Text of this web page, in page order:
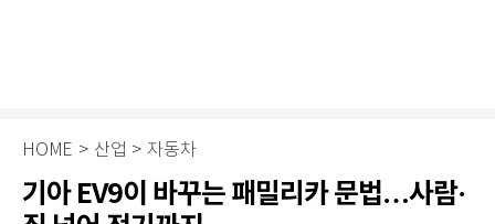
HOME > 산업 > 자동차
기아 EV9이 바꾸는 패밀리카 문법…사람·